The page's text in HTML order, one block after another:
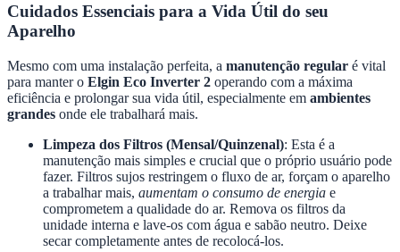
Cuidados Essenciais para a Vida Útil do seu
Aparelho
Mesmo com uma instalação perfeita, a manutenção regular é vital
para manter o Elgin Eco Inverter 2 operando com a máxima
eficiência e prolongar sua vida útil, especialmente em ambientes
grandes onde ele trabalhará mais.
Limpeza dos Filtros (Mensal/Quinzenal): Esta é a
manutenção mais simples e crucial que o próprio usuário pode
fazer. Filtros sujos restringem o fluxo de ar, forçam o aparelho
a trabalhar mais, aumentam o consumo de energia e
comprometem a qualidade do ar. Remova os filtros da
unidade interna e lave-os com água e sabão neutro. Deixe
secar completamente antes de recolocá-los.